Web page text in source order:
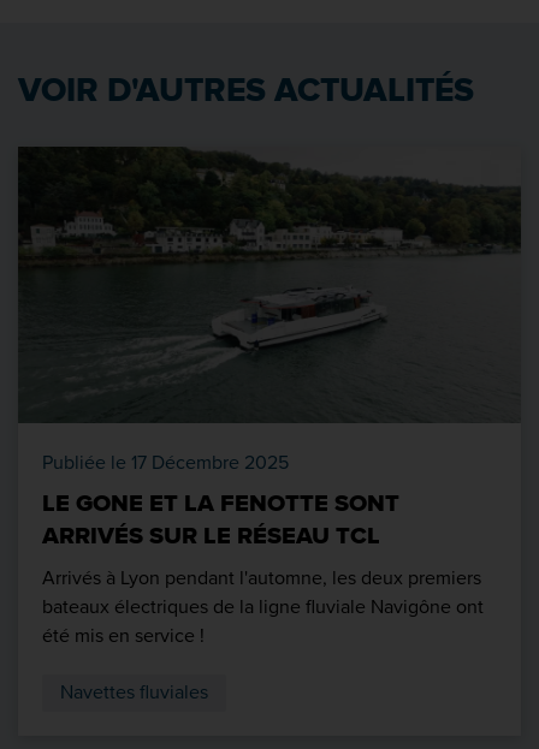
VOIR D'AUTRES ACTUALITÉS
Publiée le 17 Décembre 2025
LE GONE ET LA FENOTTE SONT
ARRIVÉS SUR LE RÉSEAU TCL
Arrivés à Lyon pendant l'automne, les deux premiers
bateaux électriques de la ligne fluviale Navigône ont
été mis en service !
Navettes fluviales